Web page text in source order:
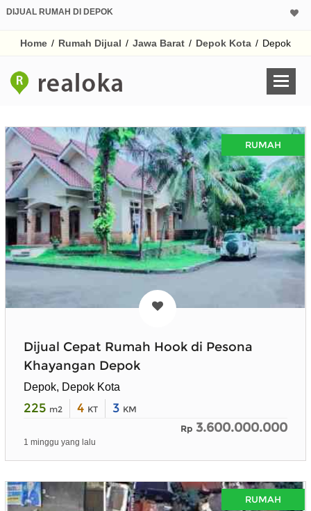
DIJUAL RUMAH DI DEPOK
Home / Rumah Dijual / Jawa Barat / Depok Kota / Depok
RUMAH
Dijual Cepat Rumah Hook di Pesona
Khayangan Depok
Depok, Depok Kota
225 m2 4 KT 3 KM
Rp 3.600.000.000
1 minggu yang lalu
RUMAH